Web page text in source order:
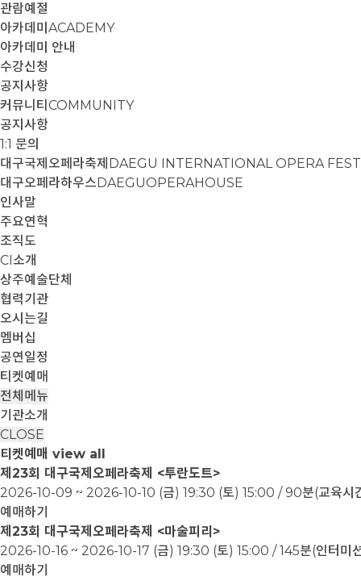
관람예절
아카데미 ACADEMY
아카데미 안내
수강신청
공지사항
커뮤니티 COMMUNITY
공지사항
1:1 문의
대구국제오페라축제 DAEGU INTERNATIONAL OPERA
대구오페라하우스DAEGUOPERAHOUSE
인사말
주요연혁
조직도
CI소개
상주예술단체
협력기관
오시는길
멤버십
공연일정
티켓예매
전체메뉴
기관소개
CLOSE
티켓예매 view all
제23회 대구국제오페라축제 <투란도트>
2026-10-09 ~ 2026-10-10 (금) 19:30 (토) 15:00 / 90분(교육시
예매하기
제23회 대구국제오페라축제 <마술피리>
2026-10-16 ~ 2026-10-17 (금) 19:30 (토) 15:00 / 145분(인터미
예매하기